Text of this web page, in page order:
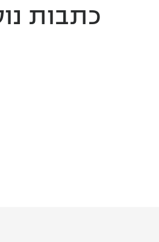
כתבות